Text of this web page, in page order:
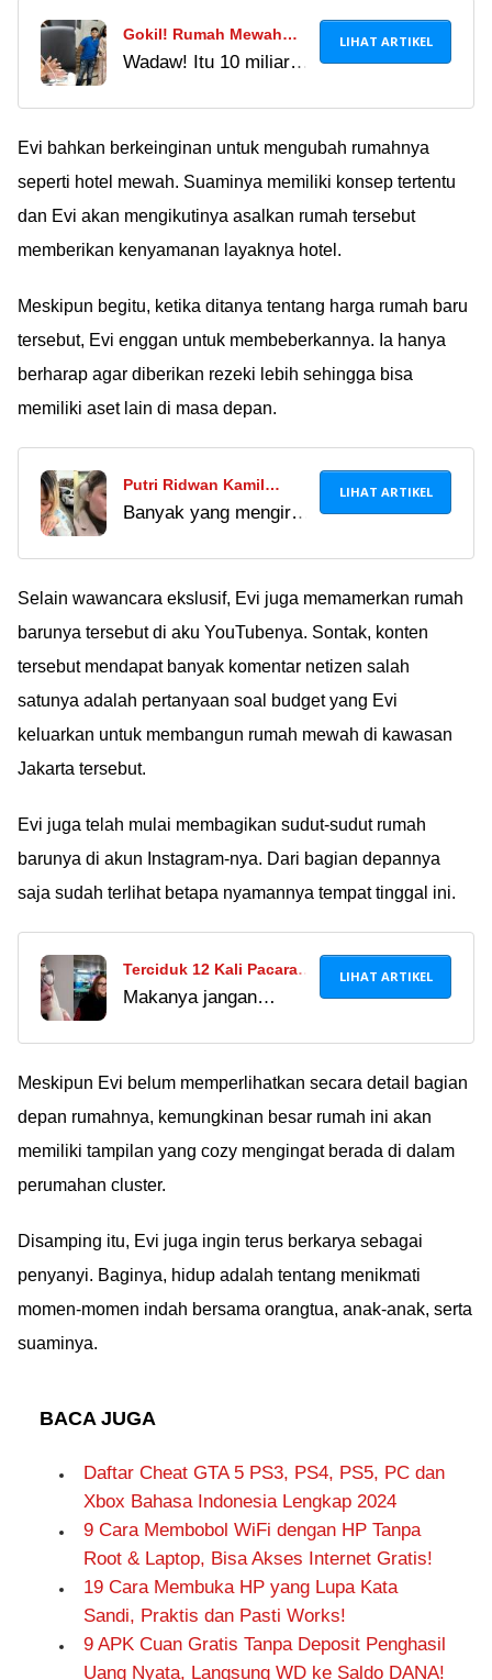
Gokil! Rumah Mewah
Krisdayanti dan Raul
Miliar?!
Wadaw! Itu 10 miliar
uang 100 rebu aja
harus minjem dulu..
LIHAT ARTIKEL
Evi bahkan berkeinginan untuk mengubah rumahnya
seperti hotel mewah. Suaminya memiliki konsep tertentu
dan Evi akan mengikutinya asalkan rumah tersebut
memberikan kenyamanan layaknya hotel.
Meskipun begitu, ketika ditanya tentang harga rumah baru
tersebut, Evi enggan untuk membeberkannya. Ia hanya
berharap agar diberikan rezeki lebih sehingga bisa
memiliki aset lain di masa depan.
Putri Ridwan Kamil
Pamer Fotonya Usai
gila dengan Artis K-Pop
Banyak yang mengira
ia tergila-gila kepada
salah satu artis K-Pop.
Duh, masa sampe
LIHAT ARTIKEL
Selain wawancara ekslusif, Evi juga memamerkan rumah
barunya tersebut di aku YouTubenya. Sontak, konten
tersebut mendapat banyak komentar netizen salah
satunya adalah pertanyaan soal budget yang Evi
keluarkan untuk membangun rumah mewah di kawasan
Jakarta tersebut.
Evi juga telah mulai membagikan sudut-sudut rumah
barunya di akun Instagram-nya. Dari bagian depannya
saja sudah terlihat betapa nyamannya tempat tinggal ini.
Terciduk 12 Kali Pacaran
dengan Suami Orang,
Makanya jangan
Mending cari yang
masih jomblo aja.
LIHAT ARTIKEL
Meskipun Evi belum memperlihatkan secara detail bagian
depan rumahnya, kemungkinan besar rumah ini akan
memiliki tampilan yang cozy mengingat berada di dalam
perumahan cluster.
Disamping itu, Evi juga ingin terus berkarya sebagai
penyanyi. Baginya, hidup adalah tentang menikmati
momen-momen indah bersama orangtua, anak-anak, serta
suaminya.
BACA JUGA
Daftar Cheat GTA 5 PS3, PS4, PS5, PC dan
Xbox Bahasa Indonesia Lengkap 2024
9 Cara Membobol WiFi dengan HP Tanpa
Root & Laptop, Bisa Akses Internet Gratis!
19 Cara Membuka HP yang Lupa Kata
Sandi, Praktis dan Pasti Works!
9 APK Cuan Gratis Tanpa Deposit Penghasil
Uang Nyata, Langsung WD ke Saldo DANA!